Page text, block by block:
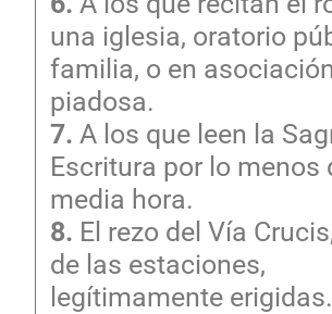
una iglesia, oratorio
familia, o en asociación
piadosa.
7. A los que leen la
Escritura por lo menos
media hora.
8. El rezo del Vía
de las estaciones,
legítimamente erigidas.